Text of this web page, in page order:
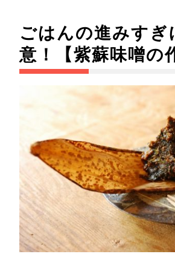
ごはんの進みすぎ
意！【紫蘇味噌の